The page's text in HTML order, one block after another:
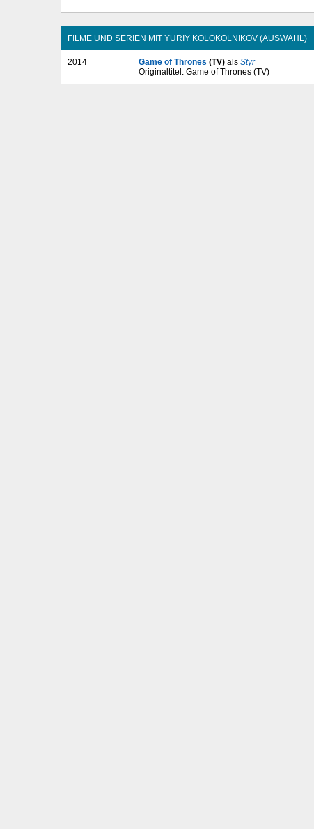
FILME UND SERIEN MIT YURIY KOLOKOLNIKOV (AUSWAHL)
2014 Game of Thrones (TV) als Styr
Originaltitel: Game of Thrones (TV)